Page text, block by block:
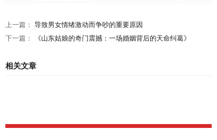
上一篇：导致男女情绪激动而争吵的重要原因
下一篇：
《山东姑娘的奇门震撼：一场婚姻背后的天命纠葛》
相关文章